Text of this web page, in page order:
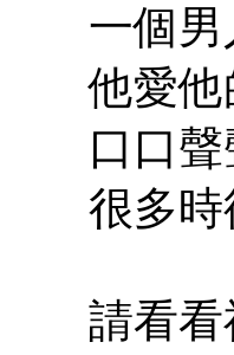
一個
他愛他
口口
很多
請看